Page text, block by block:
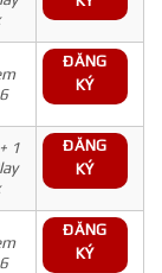
ĐĂNG
KÝ
1
ĐĂNG
KÝ
ĐĂNG
KÝ